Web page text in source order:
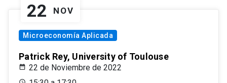
22 NOV
Microeconomía Aplicada
Patrick Rey, University of Toulouse
22 de Noviembre de 2022